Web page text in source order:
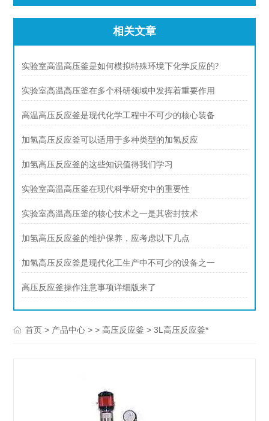
相关文章
实验室高温高压釜是如何模拟特殊环境下化学反应的?
实验室高温高压釜在多个科研领域中发挥着重要作用
高温高压反应釜是现代化学工程中不可少的核心装备
加氢高压反应釜可以适用于多种类型的加氢反应
加氢高压反应釜的这些知识值得我们学习
实验室高温高压釜在现代科学研究中的重要性
实验室高温高压釜的核心技术之一是其密封技术
加氢高压反应釜的维护保养，应考虑以下几点
加氢高压反应釜是现代化工生产中不可少的设备之一
高压反应釜操作注意事项详细版来了
首页 > 产品中心 > >高压反应釜 > 3L高压反应釜*